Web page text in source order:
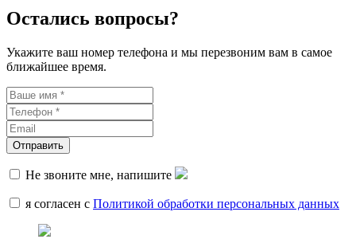
Остались вопросы?
Укажите ваш номер телефона и мы перезвоним вам в самое
ближайшее время.
Не звоните мне, напишите
я согласен с Политикой обработки персональных данных